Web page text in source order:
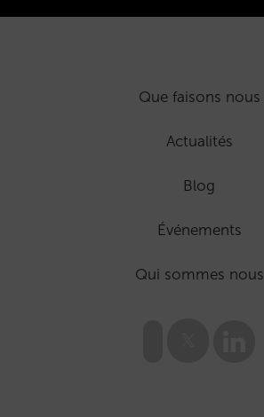
Que faisons nous
Actualités
Blog
Événements
Qui sommes nous